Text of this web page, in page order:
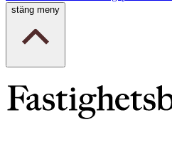
stäng meny